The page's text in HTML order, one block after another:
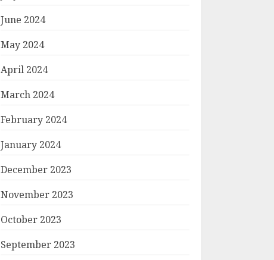
June 2024
May 2024
April 2024
March 2024
February 2024
January 2024
December 2023
November 2023
October 2023
September 2023